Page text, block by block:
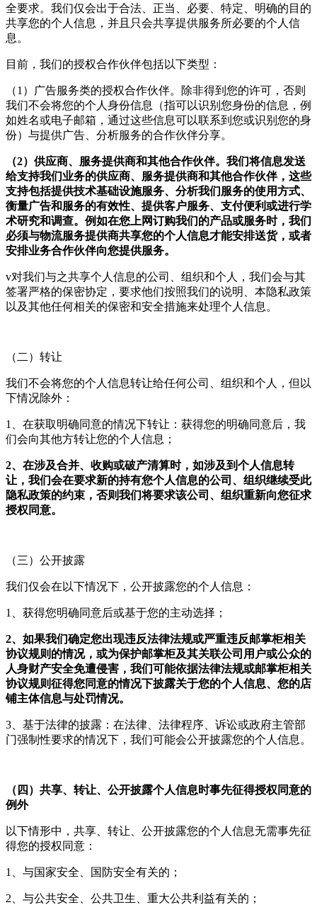
全要求。我们仅会出于合法、正当、必要、特定、明确的目的
共享您的个人信息，并且只会共享提供服务所必要的个人信
息。
目前，我们的授权合作伙伴包括以下类型：
（1）广告服务类的授权合作伙伴。除非得到您的许可，否则
我们不会将您的个人身份信息（指可以识别您身份的信息，例
如姓名或电子邮箱，通过这些信息可以联系到您或识别您的身
份）与提供广告、分析服务的合作伙伴分享。
（2）供应商、服务提供商和其他合作伙伴。我们将信息发送
给支持我们业务的供应商、服务提供商和其他合作伙伴，这些
支持包括提供技术基础设施服务、分析我们服务的使用方式、
衡量广告和服务的有效性、提供客户服务、支付便利或进行学
术研究和调查。例如在您上网订购我们的产品或服务时，我们
必须与物流服务提供商共享您的个人信息才能安排送货，或者
安排业务合作伙伴向您提供服务。
v对我们与之共享个人信息的公司、组织和个人，我们会与其
签署严格的保密协定，要求他们按照我们的说明、本隐私政策
以及其他任何相关的保密和安全措施来处理个人信息。
（二）转让
我们不会将您的个人信息转让给任何公司、组织和个人，但以
下情况除外：
1、在获取明确同意的情况下转让：获得您的明确同意后，我
们会向其他方转让您的个人信息；
2、在涉及合并、收购或破产清算时，如涉及到个人信息转
让，我们会在要求新的持有您个人信息的公司、组织继续受此
隐私政策的约束，否则我们将要求该公司、组织重新向您征求
授权同意。
（三）公开披露
我们仅会在以下情况下，公开披露您的个人信息：
1、获得您明确同意后或基于您的主动选择；
2、如果我们确定您出现违反法律法规或严重违反邮掌柜相关
协议规则的情况，或为保护邮掌柜及其关联公司用户或公众的
人身财产安全免遭侵害，我们可能依据法律法规或邮掌柜相关
协议规则征得您同意的情况下披露关于您的个人信息、您的店
铺主体信息与处罚情况。
3、基于法律的披露：在法律、法律程序、诉讼或政府主管部
门强制性要求的情况下，我们可能会公开披露您的个人信息。
（四）共享、转让、公开披露个人信息时事先征得授权同意的
例外
以下情形中，共享、转让、公开披露您的个人信息无需事先征
得您的授权同意：
1、与国家安全、国防安全有关的；
2、与公共安全、公共卫生、重大公共利益有关的；